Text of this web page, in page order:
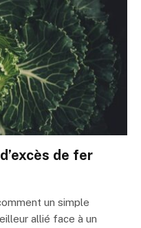
de fer
un simple
allié face à un